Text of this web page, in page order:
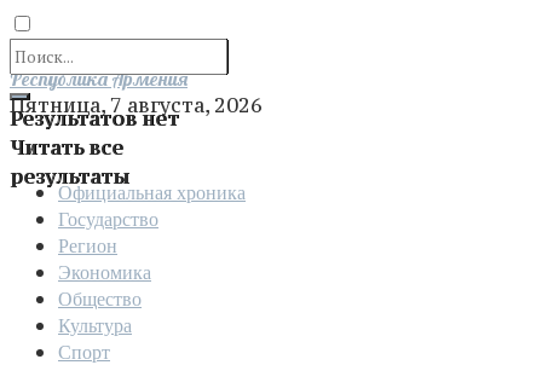
Результатов нет
Читать все
результаты
Отправить
Республика Армения
Пятница, 7 августа, 2026
Официальная хроника
Государство
Регион
Экономика
Общество
Культура
Спорт